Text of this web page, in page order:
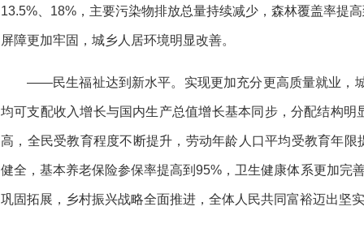
13.5%、18%，主要污染物排放总量持续减少，森林覆盖率提
屏障更加牢固，城乡人居环境明显改善。
——民生福祉达到新水平。实现更加充分更高质量就业，
均可支配收入增长与国内生产总值增长基本同步，分配结构
高，全民受教育程度不断提升，劳动年龄人口平均受教育年
健全，基本养老保险参保率提高到95%，卫生健康体系更加完
巩固拓展，乡村振兴战略全面推进，全体人民共同富裕迈出坚